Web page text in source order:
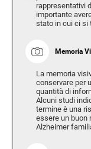
rappresentativi
importante
stato in cui ci si
Memoria
La memoria
conservare per
quantità di
Alcuni studi
termine è una
essere un buon
Alzheimer